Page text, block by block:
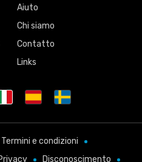
Aiuto
Chi siamo
Contatto
Links
Termini e condizioni
Disconoscimento